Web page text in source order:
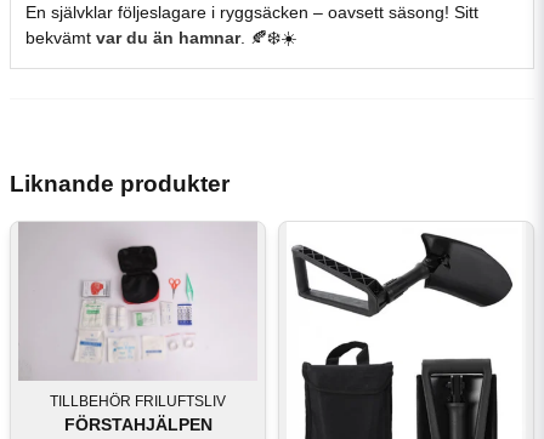
En självklar följeslagare i ryggsäcken – oavsett säsong! Sitt
bekvämt vardu än hamnar. 🍂❄️☀️
Liknande produkter
TILLBEHÖR FRILUFTSLIV
FÖRSTAHJÄLPEN